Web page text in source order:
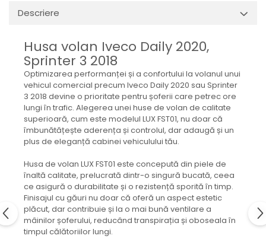
Hidraulice
Cilindri si burdufe
Pompe si motoare electrice
DAUTEL
Electrice
Hidraulica
Mecanica
Electropompa si motoare
electrice
Burdufuri si cilindri hidraulici
Role, bucsi si bolturi
BEHRENS
Bolturi - role - bucse
Descriere
Husa volan Iveco Daily 2020,
Sprinter 3 2018
Optimizarea performanței și a confortului la volanul unui
vehicul comercial precum Iveco Daily 2020 sau Sprinter
3 2018 devine o prioritate pentru șoferii care petrec ore
lungi în trafic. Alegerea unei huse de volan de calitate
superioară, cum este modelul LUX FST01, nu doar că
îmbunătățește aderența și controlul, dar adaugă și un
plus de eleganță cabinei vehiculului tău.
Husa de volan LUX FST01 este concepută din piele de
înaltă calitate, prelucrată dintr-o singură bucată, ceea
ce asigură o durabilitate și o rezistență sporită în timp.
Finisajul cu găuri nu doar că oferă un aspect estetic
plăcut, dar contribuie și la o mai bună ventilare a
mâinilor șoferului, reducând transpirația și oboseala în
timpul călătoriilor lungi.